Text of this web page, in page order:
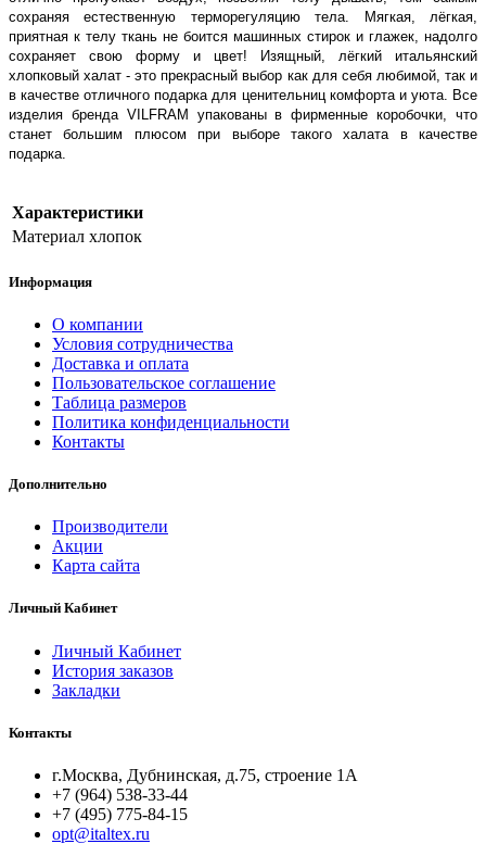
сохраняя естественную терморегуляцию тела. Мягкая, лёгкая,
приятная к телу ткань не боится машинных стирок и глажек, надолго
сохраняет свою форму и цвет! Изящный, лёгкий итальянский
хлопковый халат - это прекрасный выбор как для себя любимой, так и
в качестве отличного подарка для ценительниц комфорта и уюта. Все
изделия бренда VILFRAM упакованы в фирменные коробочки, что
станет большим плюсом при выборе такого халата в качестве
подарка.
Характеристики
Материал хлопок
Информация
О компании
Условия сотрудничества
Доставка и оплата
Пользовательское соглашение
Таблица размеров
Политика конфиденциальности
Контакты
Дополнительно
Производители
Акции
Карта сайта
Личный Кабинет
Личный Кабинет
История заказов
Закладки
Контакты
г.Москва, Дубнинская, д.75, строение 1А
+7 (964) 538-33-44
+7 (495) 775-84-15
opt@italtex.ru